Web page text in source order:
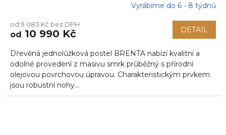
Vyrábíme do 6 - 8 týdnů
od 9 083 Kč bez DPH
od 10 990 Kč DETAIL
Dřevěná jednolůžková postel BRENTA nabízí kvalitní a
odolné provedení z masivu smrk průběžný s přírodní
olejovou povrchovou úpravou. Charakteristickým prvkem
jsou robustní nohy...